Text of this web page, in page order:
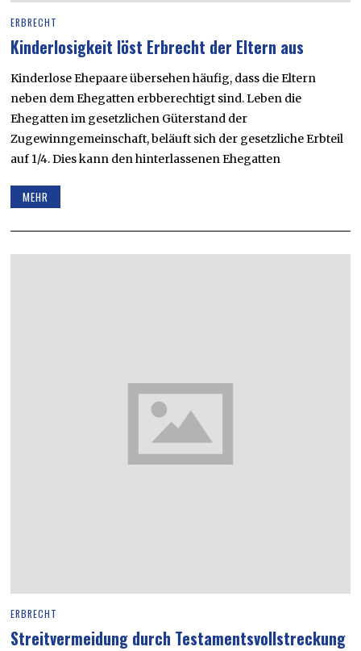
ERBRECHT
Kinderlosigkeit löst Erbrecht der Eltern aus
Kinderlose Ehepaare übersehen häufig, dass die Eltern
neben dem Ehegatten erbberechtigt sind. Leben die
Ehegatten im gesetzlichen Güterstand der
Zugewinngemeinschaft, beläuft sich der gesetzliche Erbteil
auf 1/4. Dies kann den hinterlassenen Ehegatten
MEHR
ERBRECHT
Streitvermeidung durch Testamentsvollstreckung